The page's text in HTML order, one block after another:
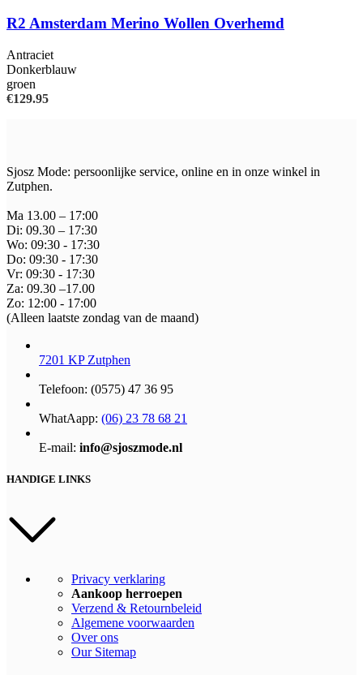
de
meerdere
variaties.
R2 Amsterdam Merino Wollen Overhemd
Antraciet
Donkerblauw
groen
€129.95
Sjosz Mode: persoonlijke service, online en in onze winkel in
Zutphen.
Ma 13.00 – 17:00
Di: 09.30 – 17:30
Wo: 09:30 - 17:30
Do: 09:30 - 17:30
Vr: 09:30 - 17:30
Za: 09.30 –17.00
Zo: 12:00 - 17:00
(Alleen laatste zondag van de maand)
7201 KP Zutphen
Telefoon: (0575) 47 36 95
WhatAapp: (06) 23 78 68 21
E-mail: info@sjoszmode.nl
HANDIGE LINKS
Privacy verklaring
Aankoop herroepen
Verzend & Retournbeleid
Algemene voorwaarden
Over ons
Our Sitemap